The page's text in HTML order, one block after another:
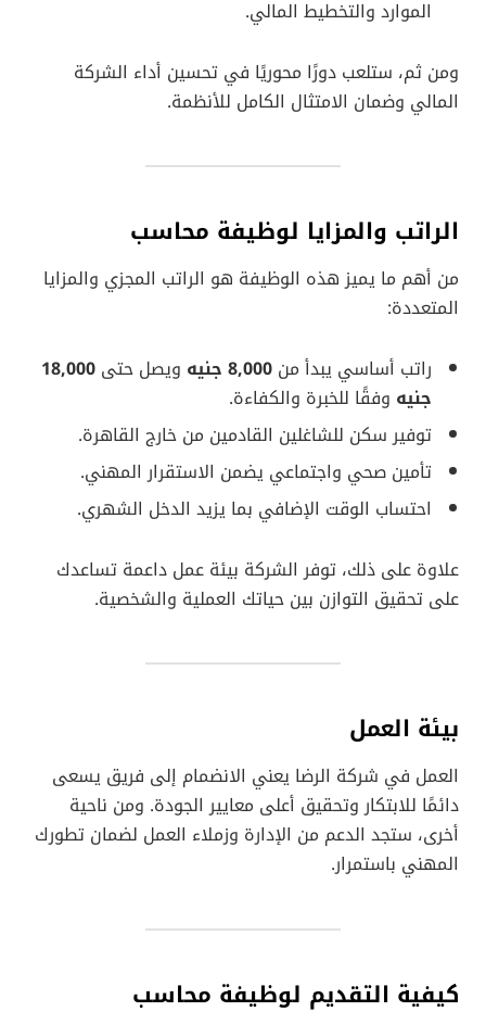
الموارد والتخطيط المالي.
ومن ثم، ستلعب دورًا محوريًا في تحسين أداء الشركة
المالي وضمان الامتثال الكامل للأنظمة.
الراتب والمزايا لوظيفة محاسب
من أهم ما يميز هذه الوظيفة هو الراتب المجزي والمزايا
المتعددة:
راتب أساسي يبدأ من 8,000 جنيه ويصل حتى 18,000
جنيه وفقًا للخبرة والكفاءة.
توفير سكن للشاغلين القادمين من خارج القاهرة.
تأمين صحي واجتماعي يضمن الاستقرار المهني.
احتساب الوقت الإضافي بما يزيد الدخل الشهري.
علاوة على ذلك، توفر الشركة بيئة عمل داعمة تساعدك
على تحقيق التوازن بين حياتك العملية والشخصية.
بيئة العمل
العمل في شركة الرضا يعني الانضمام إلى فريق يسعى
دائمًا للابتكار وتحقيق أعلى معايير الجودة. ومن ناحية
أخرى، ستجد الدعم من الإدارة وزملاء العمل لضمان تطورك
المهني باستمرار.
كيفية التقديم لوظيفة محاسب